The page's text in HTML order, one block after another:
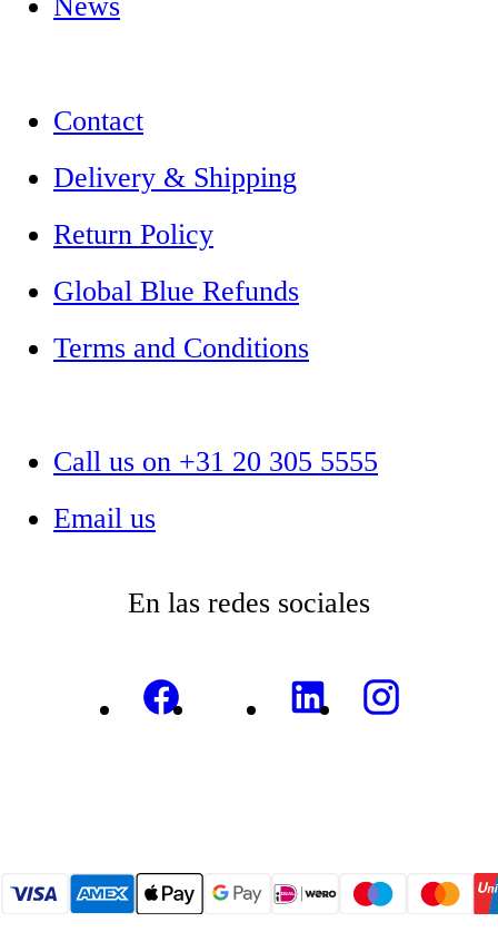
News
Contact
Delivery & Shipping
Return Policy
Global Blue Refunds
Terms and Conditions
Call us on +31 20 305 5555
Email us
En las redes sociales